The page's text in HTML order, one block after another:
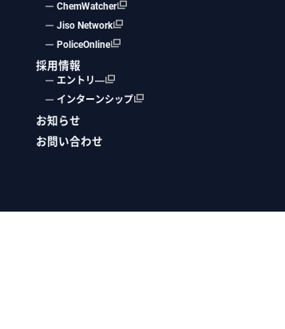
ChemWatcher
Jiso Network
PoliceOnline
採用情報
エントリ―
インターンシップ
お知らせ
お問い合わせ